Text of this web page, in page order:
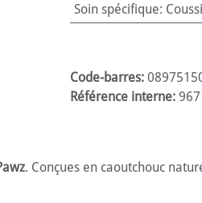
Soin spécifique:
Code-barres:
Référence interne:
. Conçues en caoutchouc